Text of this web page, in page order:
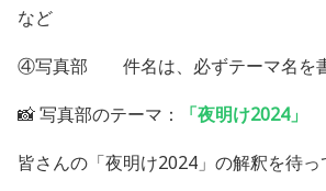
など
④写真部 件名は、必ずテーマ名を書
📸 写真部のテーマ：
「夜明け2024」
皆さんの「夜明け2024 」の解釈を待っ